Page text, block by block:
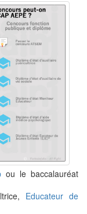
ou le baccalauréat
Educateur de